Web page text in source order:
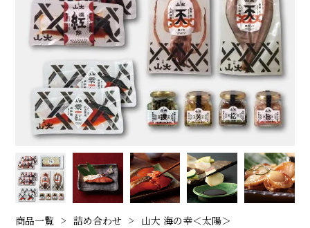
商品一覧 詰め合わせ 山大 海の幸＜太陽＞